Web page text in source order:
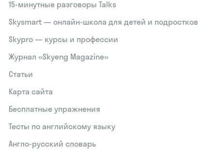
15‑минутные разговоры Talks
Skysmart — онлайн-школа для детей и подростков
Skypro — курсы и профессии
Журнал «Skyeng Magazine»
Статьи
Карта сайта
Бесплатные упражнения
Тесты по английскому языку
Англо-русский словарь